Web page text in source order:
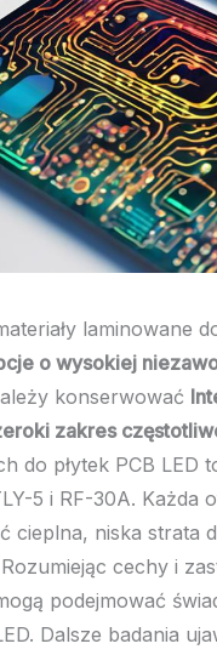
laminowane
o wysokiej
konserwować
zakres
do płytek PCB LED
5 i RF-30A. Każda
cieplna, niska strata
cechy i
podejmować
Dalsze badania